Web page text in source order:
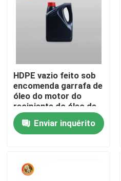
Produtos
Vídeos
HDPE vazio feito sob
encomenda garrafa de
óleo do motor do
recipiente do óleo de
motor de 2 litros
Enviar inquérito